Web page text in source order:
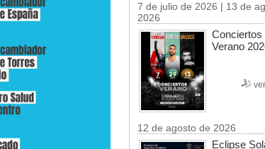
7 de julio de 2026 | 13 de
2026
Conciertos
Verano
12 de agosto de 2026
Eclipse